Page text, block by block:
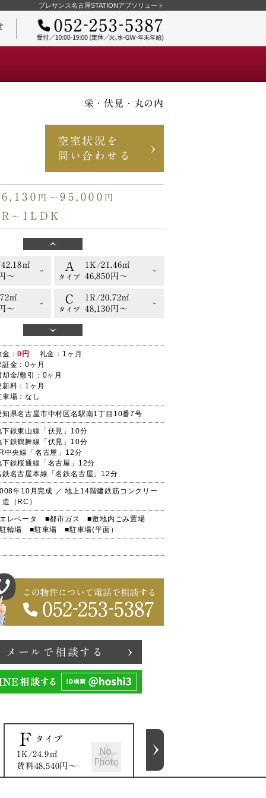
プレサンス名古屋STATIONアブソリュート
物件オーナーさまへ
栄・伏見・丸の内
空室状況を
問い合わせる
円〜 95,000 円
〜 1LDK
㎡
〜
L
タイプ
1LDK/46.73㎡
㎡
〜
A
タイプ
1K/21.46㎡
46,850円〜
㎡
〜
C
タイプ
1R/20.72㎡
48,130円〜
㎡
〜
タイプ
㎡
〜
タイプ 49,850円〜
㎡
〜
L
タイプ
1LDK/46.73㎡
87,240円〜
㎡
〜
㎡
〜
A
1K/21.46㎡
㎡
〜
C
タイプ
1R/20.72㎡
48,130円〜
金：0円
礼金：1ヶ月
証金：0ヶ月
却金/敷引：0ヶ月
新料：1ヶ月
車場：なし
知県名古屋市中村区名駅南1丁目10番7号
下鉄東山線「伏見」10分
下鉄鶴舞線「伏見」10分
中央線「名古屋」12分
下鉄桜通線「名古屋」12分
鉄名古屋本線「名鉄名古屋」12分
年10月完成 ／ 地上14階建鉄筋コンクリー
造（RC）
レベータ ■都市ガス■敷地内ごみ置場
輪場 ■駐車場 ■駐車場(平面）
メールで相談する
Ｆ タイプ
1K/24.9㎡
賃料48,540円〜
N
1LDK/42.18㎡
賃料78,970円〜